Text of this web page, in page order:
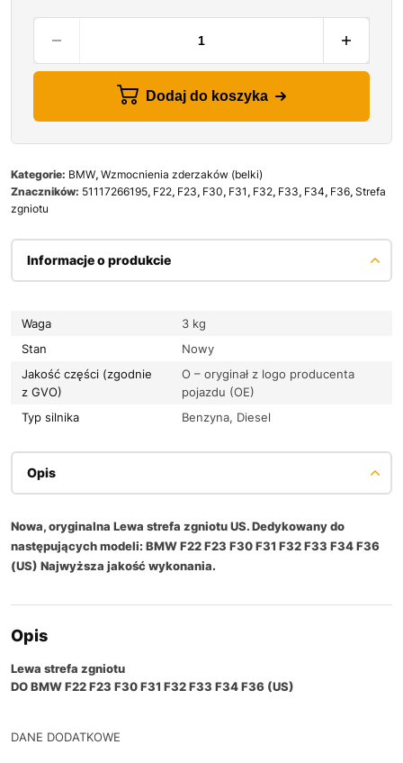
Dodaj do koszyka
Kategorie: BMW, Wzmocnienia zderzaków (belki)
Znaczników: 51117266195, F22, F23, F30, F31 , F32, F33, F34, F36, Strefa
zgniotu
Informacje o produkcie
Waga
3 kg
Stan
Nowy
Jakość części (zgodnie
z GVO)
O – oryginał z logo producenta
pojazdu (OE)
Typ silnika
Benzyna, Diesel
Opis
Nowa, oryginalna Lewa strefa zgniotu US. Dedykowany do
następujących modeli: BMW F22 F23 F30 F31 F32 F33 F34 F36
(US) Najwyższa jakość wykonania.
Opis
Lewa strefa zgniotu
DO BMW F22 F23 F30 F31 F32 F33 F34 F36 (US)
DANE DODATKOWE